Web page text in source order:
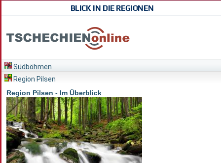
BLICK IN DIE REGIONEN
Südböhmen
Region Pilsen
Region Pilsen - Im Überblick